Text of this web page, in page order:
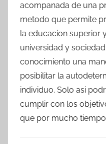
acompanada de una
metodo que permite
la educacion superior
universidad y
conocimiento una
posibilitar la
individuo. Solo asi
cumplir con los
que por mucho